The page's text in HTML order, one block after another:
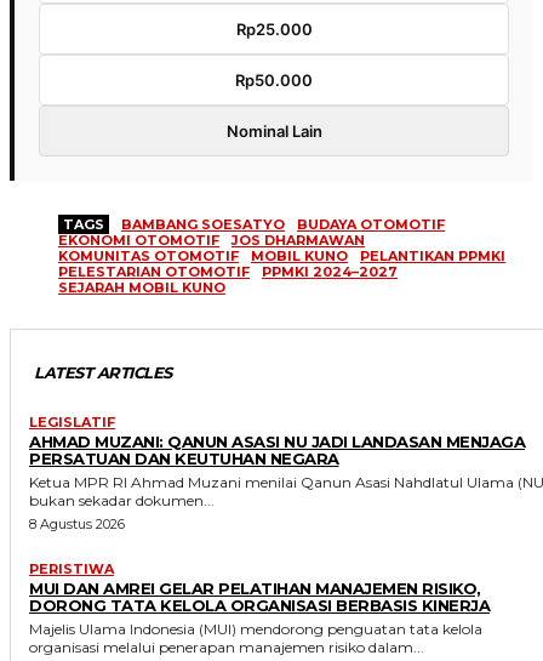
Rp25.000
Rp50.000
Nominal Lain
TAGS BAMBANG SOESATYO
BUDAYA OTOMOTIF
EKONOMI OTOMOTIF
JOS DHARMAWAN
KOMUNITAS OTOMOTIF
MOBIL KUNO
PELANTIKAN PPMKI
PELESTARIAN OTOMOTIF
PPMKI 2024–2027
SEJARAH MOBIL KUNO
LATEST ARTICLES
LEGISLATIF
AHMAD MUZANI: QANUN ASASI NU JADI LANDASAN MENJAGA
PERSATUAN DAN KEUTUHAN NEGARA
Ketua MPR RI Ahmad Muzani menilai Qanun Asasi Nahdlatul Ulama
bukan sekadar dokumen...
8 Agustus 2026
PERISTIWA
MUI DAN AMREI GELAR PELATIHAN MANAJEMEN RISIKO,
DORONG TATA KELOLA ORGANISASI BERBASIS KINERJA
Majelis Ulama Indonesia (MUI) mendorong penguatan tata kelola
organisasi melalui penerapan manajemen risiko dalam...